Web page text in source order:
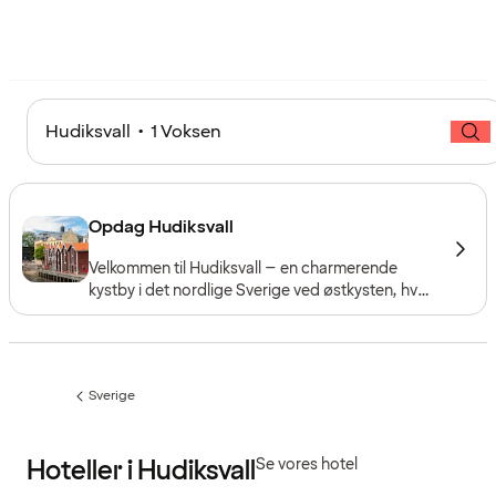
Hudiksvall • 1 Voksen
Opdag Hudiksvall
Velkommen til Hudiksvall – en charmerende
kystby i det nordlige Sverige ved østkysten, hvor
historisk atmosfære møder skærgårdsnær
Forrige
Sverige
Hoteller i HudiksvallSe vores hotel